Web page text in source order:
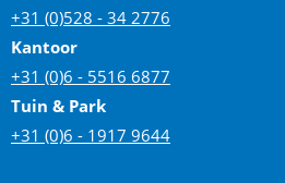
+31 (0)528 - 34 2776
Kantoor
+31 (0)6 - 5516 6877
Tuin & Park
+31 (0)6 - 1917 9644